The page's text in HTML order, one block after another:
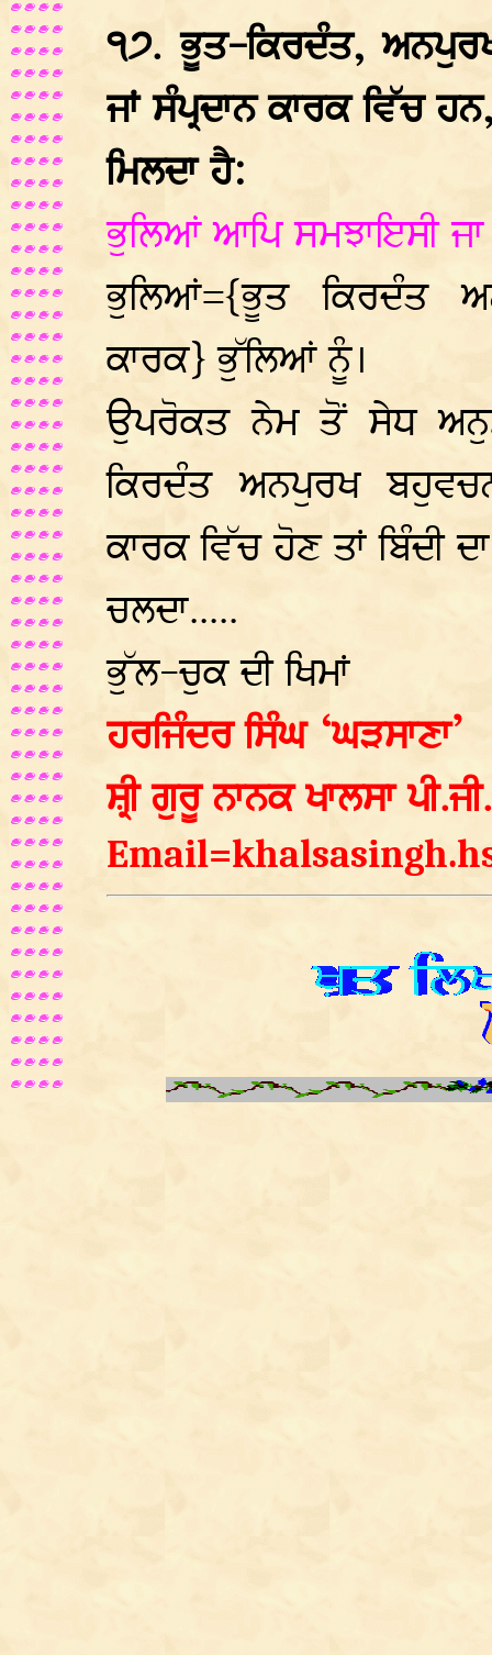
੧੭. ਭੂਤ-ਕਿਰਦੰਤ,
ਜਾਂ ਸੰਪ੍ਰਦਾਨ ਕਾਰਕ ਵਿੱਚ
ਮਿਲਦਾ ਹੈ:
ਭੁਲਿਆਂ ਆਪਿ ਸਮਝਾਇਸੀ
ਭੁਲਿਆਂ={ਭੂਤ ਕਿਰਦੰਤ
ਕਾਰਕ} ਭੁੱਲਿਆਂ ਨੂੰ।
ਉਪਰੋਕਤ ਨੇਮ ਤੋਂ ਸੇਧ
ਕਿਰਦੰਤ ਅਨਪੁਰਖ
ਕਾਰਕ ਵਿੱਚ ਹੋਣ ਤਾਂ ਬਿੰਦੀ
ਚਲਦਾ.....
ਭੁੱਲ-ਚੁਕ ਦੀ ਖਿਮਾਂ
ਹਰਜਿੰਦਰ ਸਿੰਘ ‘ਘੜਸਾਣਾ’
ਸ਼੍ਰੀ ਗੁਰੂ ਨਾਨਕ ਖਾਲਸਾ